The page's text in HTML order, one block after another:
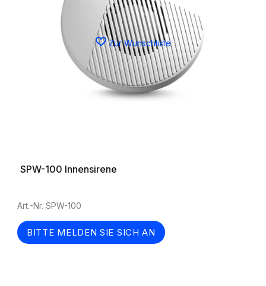
Zur Wunschliste
SPW-100 Innensirene
Art.-Nr. SPW-100
BITTE MELDEN SIE SICH AN